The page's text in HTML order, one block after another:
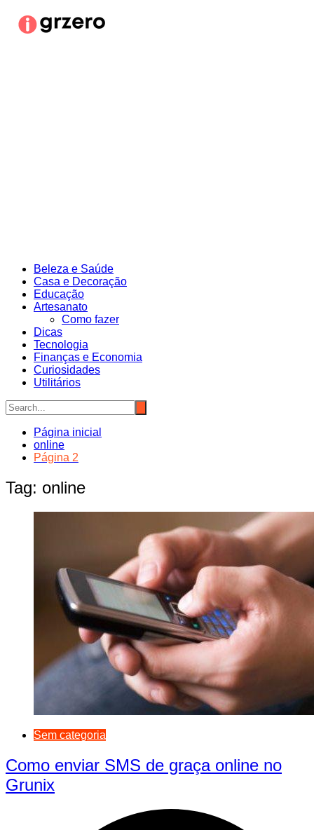
para
Beleza e Saúde
Casa e Decoração
Educação
Artesanato
Como fazer
Dicas
Tecnologia
Finanças e Economia
Curiosidades
Utilitários
Página inicial
online
Página 2
Tag: online
Sem categoria
Como enviar SMS de graça online no
Grunix